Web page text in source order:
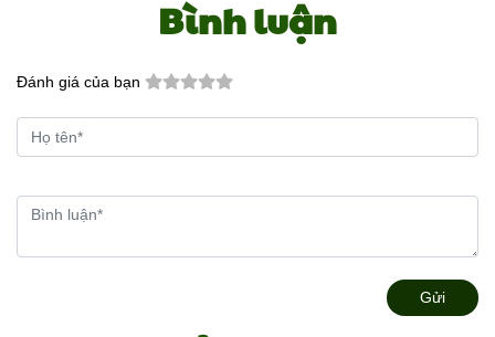
Bình luận
Đánh giá của bạn
Gửi